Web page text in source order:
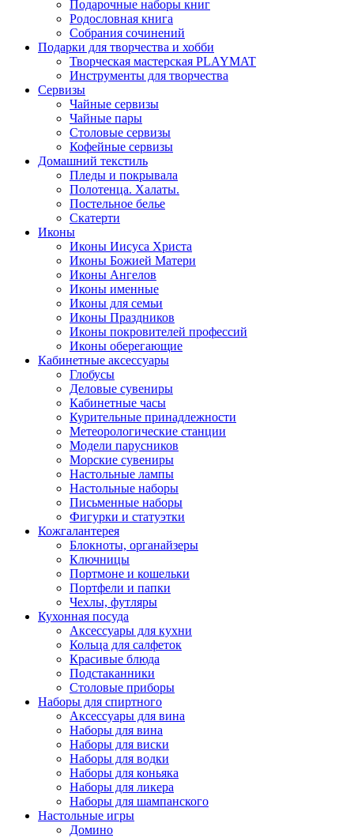
Подарочные наборы книг
Родословная книга
Собрания сочинений
Подарки для творчества и хобби
Творческая мастерская PLAYMAT
Инструменты для творчества
Cервизы
Чайные сервизы
Чайные пары
Столовые сервизы
Кофейные сервизы
Домашний текстиль
Пледы и покрывала
Полотенца. Халаты.
Постельное белье
Скатерти
Иконы
Иконы Иисуса Христа
Иконы Божией Матери
Иконы Ангелов
Иконы именные
Иконы для семьи
Иконы Праздников
Иконы покровителей профессий
Иконы оберегающие
Кабинетные аксессуары
Глобусы
Деловые сувениры
Кабинетные часы
Курительные принадлежности
Метеорологические станции
Модели парусников
Морские сувениры
Настольные лампы
Настольные наборы
Письменные наборы
Фигурки и статуэтки
Кожгалантерея
Блокноты, органайзеры
Ключницы
Портмоне и кошельки
Портфели и папки
Чехлы, футляры
Кухонная посуда
Аксессуары для кухни
Кольца для салфеток
Красивые блюда
Подстаканники
Столовые приборы
Наборы для спиртного
Аксессуары для вина
Наборы для вина
Наборы для виски
Наборы для водки
Наборы для коньяка
Наборы для ликера
Наборы для шампанского
Настольные игры
Домино